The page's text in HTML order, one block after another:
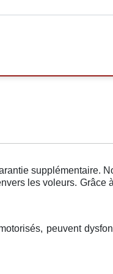
supplémentaire.
les voleurs. Grâce
peuvent